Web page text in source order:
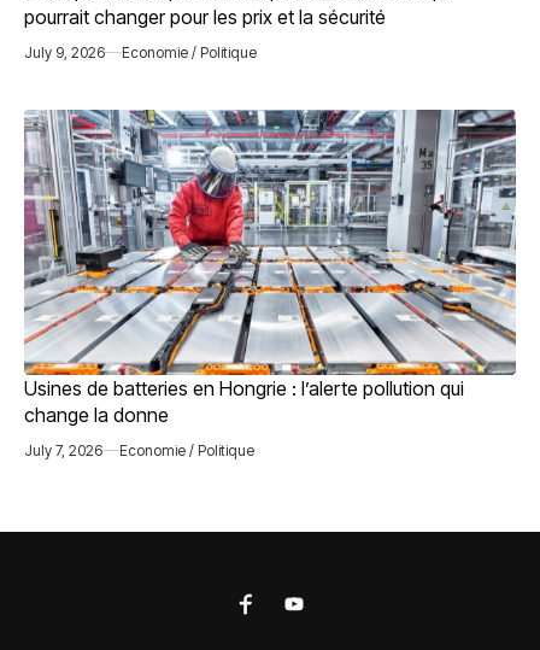
pourrait changer pour les prix et la sécurité
July 9, 2026 Economie / Politique
Usines de batteries en Hongrie : l’alerte pollution qui
change la donne
July 7, 2026 Economie / Politique